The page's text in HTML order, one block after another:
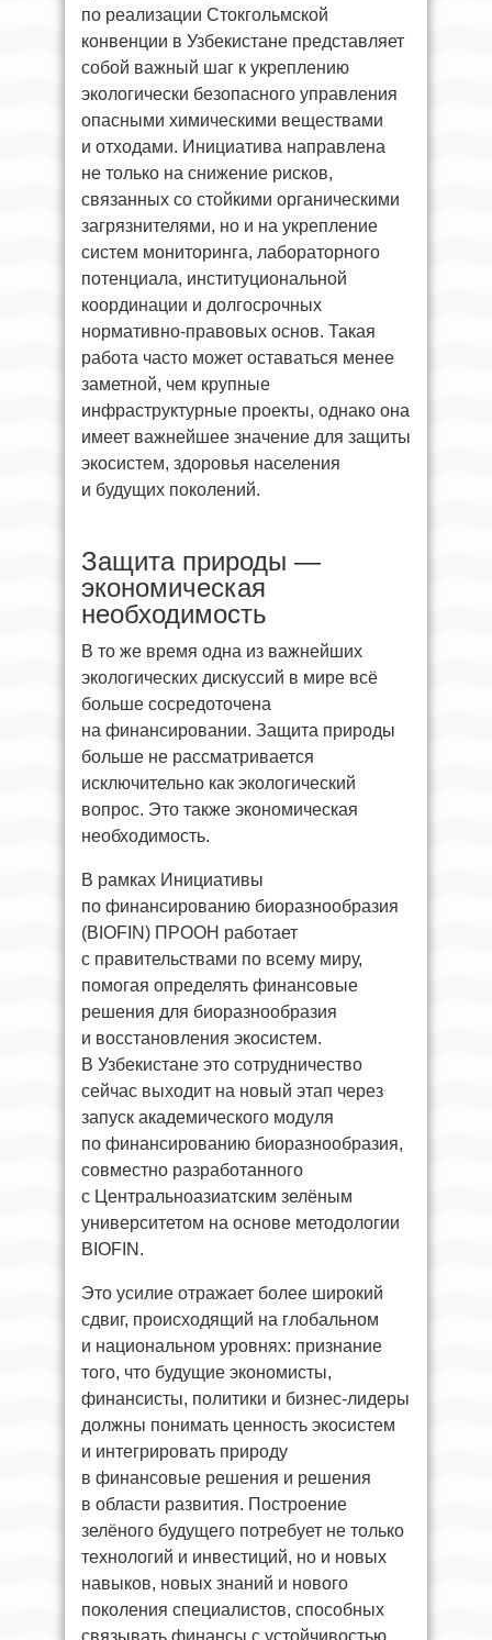
по реализации Стокгольмской
конвенции в Узбекистане представляет
собой важный шаг к укреплению
экологически безопасного управления
опасными химическими веществами
и отходами. Инициатива направлена
не только на снижение рисков,
связанных со стойкими органическими
загрязнителями, но и на укрепление
систем мониторинга, лабораторного
потенциала, институциональной
координации и долгосрочных
нормативно-правовых основ. Такая
работа часто может оставаться менее
заметной, чем крупные
инфраструктурные проекты, однако она
имеет важнейшее значение для защиты
экосистем, здоровья населения
и будущих поколений.
Защита природы —
экономическая
необходимость
В то же время одна из важнейших
экологических дискуссий в мире всё
больше сосредоточена
на финансировании. Защита природы
больше не рассматривается
исключительно как экологический
вопрос. Это также экономическая
необходимость.
В рамках Инициативы
по финансированию биоразнообразия
(BIOFIN) ПРООН работает
с правительствами по всему миру,
помогая определять финансовые
решения для биоразнообразия
и восстановления экосистем.
В Узбекистане это сотрудничество
сейчас выходит на новый этап через
запуск академического модуля
по финансированию биоразнообразия,
совместно разработанного
с Центральноазиатским зелёным
университетом на основе методологии
BIOFIN.
Это усилие отражает более широкий
сдвиг, происходящий на глобальном
и национальном уровнях: признание
того, что будущие экономисты,
финансисты, политики и бизнес-лидеры
должны понимать ценность экосистем
и интегрировать природу
в финансовые решения и решения
в области развития. Построение
зелёного будущего потребует не только
технологий и инвестиций, но и новых
навыков, новых знаний и нового
поколения специалистов, способных